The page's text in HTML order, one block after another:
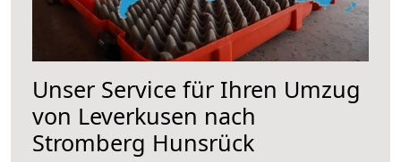
Unser Service für Ihren Umzug
von Leverkusen nach
Stromberg Hunsrück